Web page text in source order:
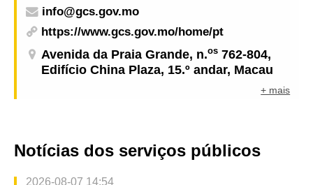
info@gcs.gov.mo
https://www.gcs.gov.mo/home/pt
Avenida da Praia Grande, n.os 762-804,
Edifício China Plaza, 15.º andar, Macau
+ mais
Notícias dos serviços públicos
2026-08-07 14:54